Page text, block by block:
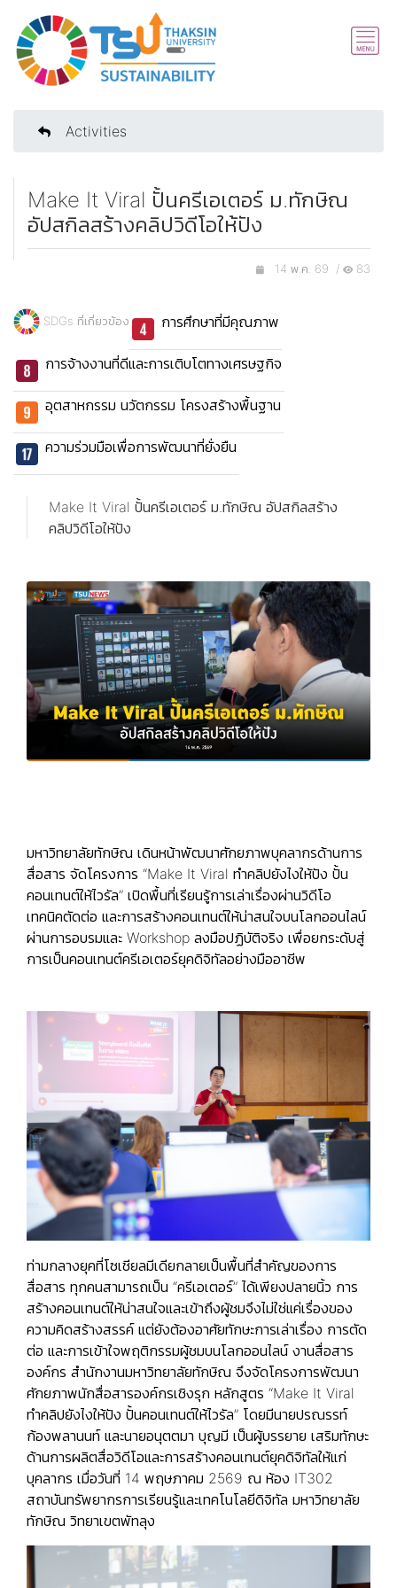
Activities
Make It Viral ปั้นครีเอเตอร์ ม.ทักษิณ
อัปสกิลสร้างคลิปวิดีโอให้ปัง
14 พ.ค. 69 / 83
SDGs ที่เกี่ยวข้อง การศึกษาที่มีคุณภาพ
การจ้างงานที่ดีและการเติบโตทางเศรษฐกิจ
อุตสาหกรรม นวัตกรรม โครงสร้างพื้นฐาน
ความร่วมมือเพื่อการพัฒนาที่ยั่งยืน
Make It Viral ปั้นครีเอเตอร์ ม.ทักษิณ อัปสกิลสร้าง
คลิปวิดีโอให้ปัง
มหาวิทยาลัยทักษิณ เดินหน้าพัฒนาศักยภาพบุคลากรด้านการ
สื่อสาร จัดโครงการ “Make It Viral ทำคลิปยังไงให้ปัง ปั้น
คอนเทนต์ให้ไวรัล” เปิดพื้นที่เรียนรู้การเล่าเรื่องผ่านวิดีโอ
เทคนิคตัดต่อ และการสร้างคอนเทนต์ให้น่าสนใจบนโลกออนไลน์
ผ่านการอบรมและ Workshop ลงมือปฏิบัติจริง เพื่อยกระดับสู่
การเป็นคอนเทนต์ครีเอเตอร์ยุคดิจิทัลอย่างมืออาชีพ
ท่ามกลางยุคที่โซเชียลมีเดียกลายเป็นพื้นที่สำคัญของการ
สื่อสาร ทุกคนสามารถเป็น “ครีเอเตอร์” ได้เพียงปลายนิ้ว การ
สร้างคอนเทนต์ให้น่าสนใจและเข้าถึงผู้ชมจึงไม่ใช่แค่เรื่องของ
ความคิดสร้างสรรค์ แต่ยังต้องอาศัยทักษะการเล่าเรื่อง การตัด
ต่อ และการเข้าใจพฤติกรรมผู้ชมบนโลกออนไลน์ งานสื่อสาร
องค์กร สำนักงานมหาวิทยาลัยทักษิณ จึงจัดโครงการพัฒนา
ศักยภาพนักสื่อสารองค์กรเชิงรุก หลักสูตร “Make It Viral
ทำคลิปยังไงให้ปัง ปั้นคอนเทนต์ให้ไวรัล” โดยมีนายปรณรรท์
ก้องพลานนท์ และนายอนุตตมา บุญมี เป็นผู้บรรยาย เสริมทักษะ
ด้านการผลิตสื่อวิดีโอและการสร้างคอนเทนต์ยุคดิจิทัลให้แก่
บุคลากร เมื่อวันที่ 14 พฤษภาคม 2569 ณ ห้อง IT302
สถาบันทรัพยากรการเรียนรู้และเทคโนโลยีดิจิทัล มหาวิทยาลัย
ทักษิณ วิทยาเขตพัทลุง